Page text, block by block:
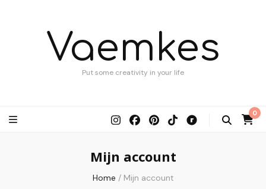
Vaemkes
Put some creativity in your life
0
Mijn account
Home / Mijn account